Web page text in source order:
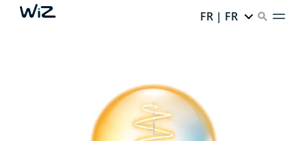
FR | FR